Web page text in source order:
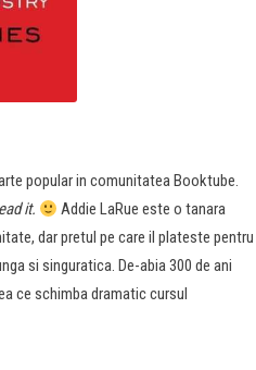
popular in comunitatea Booktube.
it.
Addie LaRue este o tanara
dar pretul pe care il plateste pentru
si singuratica. De-abia 300 de ani
ce schimba dramatic cursul